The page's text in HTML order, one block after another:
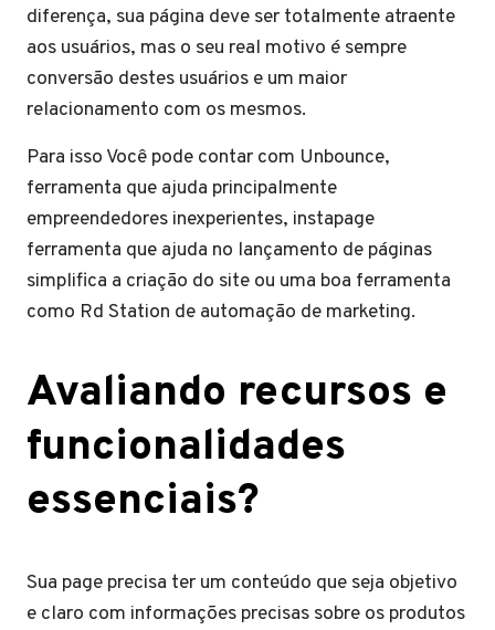
diferença, sua página deve ser totalmente atraente
aos usuários, mas o seu real motivo é sempre
conversão destes usuários e um maior
relacionamento com os mesmos.
Para isso Você pode contar com Unbounce,
ferramenta que ajuda principalmente
empreendedores inexperientes, instapage
ferramenta que ajuda no lançamento de páginas
simplifica a criação do site ou uma boa ferramenta
como Rd Station de automação de marketing.
Avaliando recursos e
funcionalidades
essenciais?
Sua page precisa ter um conteúdo que seja objetivo
e claro com informações precisas sobre os produtos